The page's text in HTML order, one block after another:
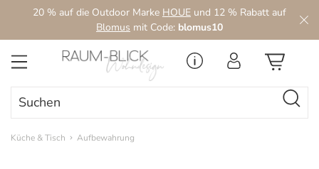
Zum Hauptinhalt springen
20 % auf die Outdoor Marke HOUE und 12 % Rabatt auf
Blomus mit Code: blomus10
Küche & Tisch Aufbewahrung